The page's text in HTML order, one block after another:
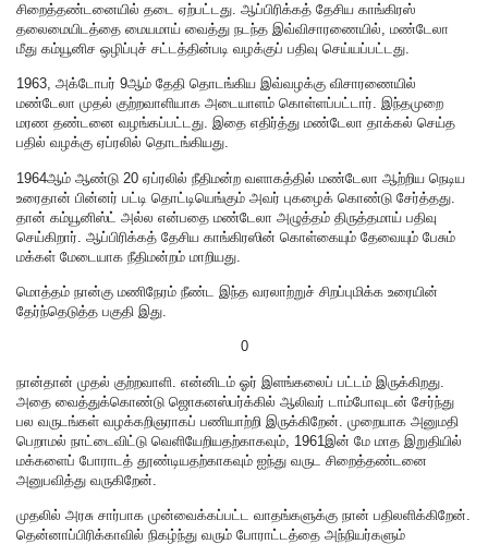
சிறைத்தண்டனையில் தடை ஏற்பட்டது. ஆப்பிரிக்கத் தேசிய காங்கிரஸ்
தலைமையிடத்தை மையமாய் வைத்து நடந்த இவ்விசாரணையில், மண்டேலா
மீது கம்யூனிச ஒழிப்புச் சட்டத்தின்படி வழக்குப் பதிவு செய்யப்பட்டது.
1963, அக்டோபர் 9ஆம் தேதி தொடங்கிய இவ்வழக்கு விசாரணையில்
மண்டேலா முதல் குற்றவாளியாக அடையாளம் கொள்ளப்பட்டார். இந்தமுறை
மரண தண்டனை வழங்கப்பட்டது. இதை எதிர்த்து மண்டேலா தாக்கல் செய்த
பதில் வழக்கு ஏப்ரலில் தொடங்கியது.
1964ஆம் ஆண்டு 20 ஏப்ரலில் நீதிமன்ற வளாகத்தில் மண்டேலா ஆற்றிய நெடிய
உரைதான் பின்னர் பட்டி தொட்டியெங்கும் அவர் புகழைக் கொண்டு சேர்த்தது.
தான் கம்யூனிஸ்ட் அல்ல என்பதை மண்டேலா அழுத்தம் திருத்தமாய் பதிவு
செய்கிறார். ஆப்பிரிக்கத் தேசிய காங்கிரஸின் கொள்கையும் தேவையும் பேசும்
மக்கள் மேடையாக நீதிமன்றம் மாறியது.
மொத்தம் நான்கு மணிநேரம் நீண்ட இந்த வரலாற்றுச் சிறப்புமிக்க உரையின்
தேர்ந்தெடுத்த பகுதி இது.
0
நான்தான் முதல் குற்றவாளி. என்னிடம் ஓர் இளங்கலைப் பட்டம் இருக்கிறது.
அதை வைத்துக்கொண்டு ஜொகனஸ்பர்க்கில் ஆலிவர் டாம்போவுடன் சேர்ந்து
பல வருடங்கள் வழக்கறிஞராகப் பணியாற்றி இருக்கிறேன். முறையாக அனுமதி
பெறாமல் நாட்டைவிட்டு வெளியேறியதற்காகவும், 1961இன் மே மாத இறுதியில்
மக்களைப் போராடத் தூண்டியதற்காகவும் ஐந்து வருட சிறைத்தண்டனை
அனுபவித்து வருகிறேன்.
முதலில் அரசு சார்பாக முன்வைக்கப்பட்ட வாதங்களுக்கு நான் பதிலளிக்கிறேன்.
தென்னாப்பிரிக்காவில் நிகழ்ந்து வரும் போராட்டத்தை அந்நியர்களும்